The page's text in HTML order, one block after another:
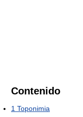
Contenido
1 Toponimia